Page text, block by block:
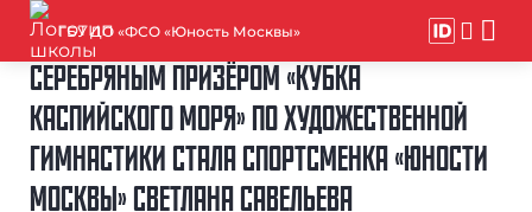
ГБУ ДО «ФСО «Юность Москвы»
СЕРЕБРЯНЫМ ПРИЗЁРОМ «КУБКА
КАСПИЙСКОГО МОРЯ» ПО ХУДОЖЕСТВЕННОЙ
ГИМНАСТИКИ СТАЛА СПОРТСМЕНКА «ЮНОСТИ
МОСКВЫ» СВЕТЛАНА САВЕЛЬЕВА